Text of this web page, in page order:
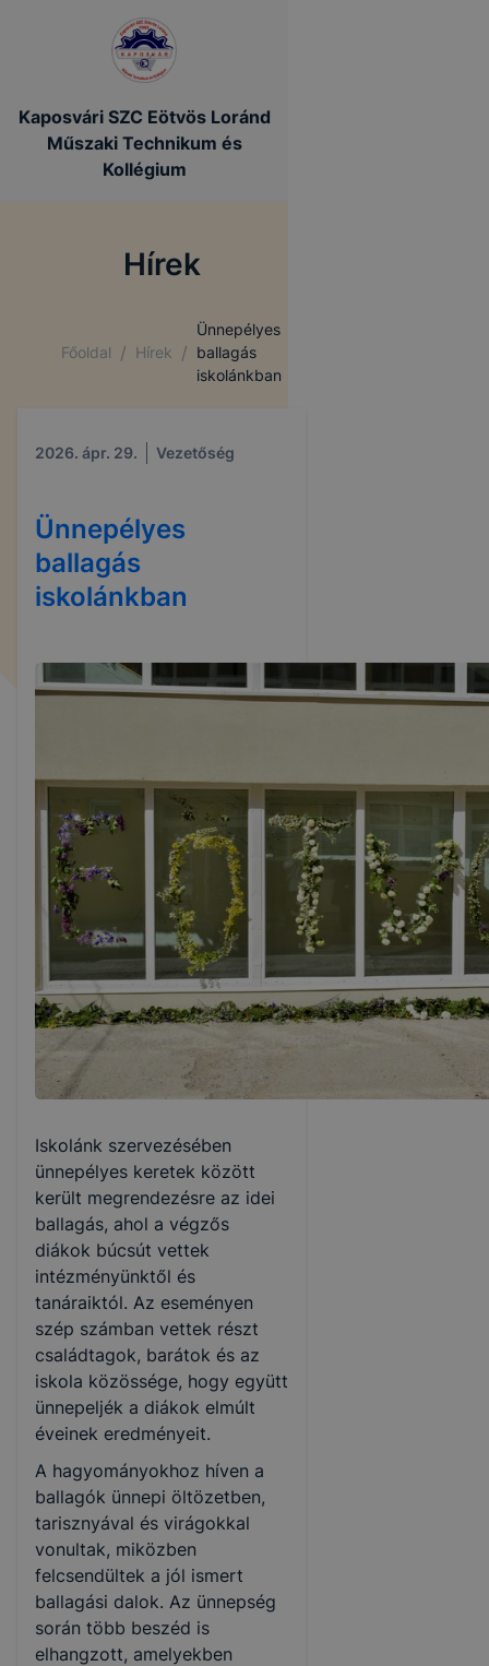
Kaposvári SZC Eötvös Loránd
Műszaki Technikum és
Kollégium
Hírek
Főoldal / Hírek /
Ünnepélyes
ballagás
iskolánkban
2026. ápr. 29. Vezetőség
Ünnepélyes
ballagás
iskolánkban
Iskolánk szervezésében
ünnepélyes keretek között
került megrendezésre az idei
ballagás, ahol a végzős
diákok búcsút vettek
intézményünktől és
tanáraiktól. Az eseményen
szép számban vettek részt
családtagok, barátok és az
iskola közössége, hogy együtt
ünnepeljék a diákok elmúlt
éveinek eredményeit.
A hagyományokhoz híven a
ballagók ünnepi öltözetben,
tarisznyával és virágokkal
vonultak, miközben
felcsendültek a jól ismert
ballagási dalok. Az ünnepség
során több beszéd is
elhangzott, amelyekben